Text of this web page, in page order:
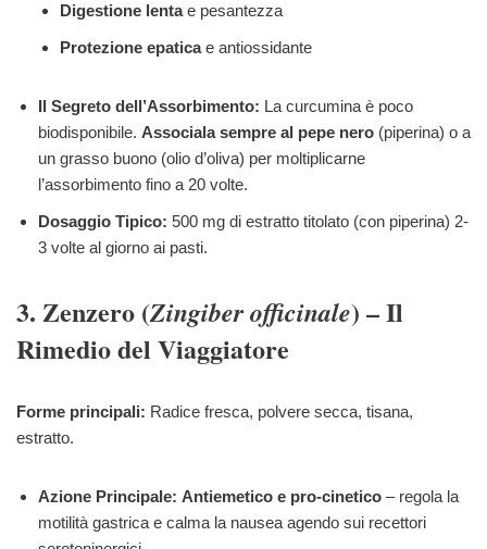
Digestione lentae pesantezza
Protezione epaticae antiossidante
Il Segreto dell’Assorbimento: La curcumina è poco
biodisponibile. Associala sempre al pepe nero (piperina) o a
un grasso buono (olio d’oliva) per moltiplicarne
l’assorbimento fino a 20 volte.
Dosaggio Tipico: 500 mg di estratto titolato (con piperina) 2-
3 volte al giorno ai pasti.
3. Zenzero (Zingiber officinale) – Il
Rimedio del Viaggiatore
Forme principali: Radice fresca, polvere secca, tisana,
estratto.
Azione Principale: Antiemetico e pro-cinetico – regola la
motilità gastrica e calma la nausea agendo sui recettori